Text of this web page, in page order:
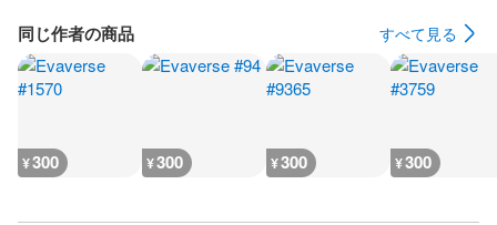
同じ作者の商品 すべて見る
¥300 ¥300 ¥300 ¥300